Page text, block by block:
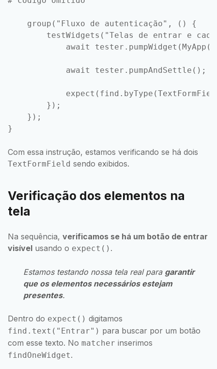
    group("Fluxo de autenticação", () {
testWidgets("Telas de entrar e
await
            await tester.pumpAndSettle();
        });
    });
Com essa instrução, estamos verificando se há dois
TextFormField sendo exibidos.
Verificação dos elementos na
tela
Na sequência, verificamos se há um botão de entrar
visível usando o expect() .
Estamos testando nossa tela real para garantir
que os elementos necessários estejam
presentes.
Dentro do expect() digitamos
find.text("Entrar") para buscar por um botão
com esse texto. No matcher inserimos
findOneWidget.